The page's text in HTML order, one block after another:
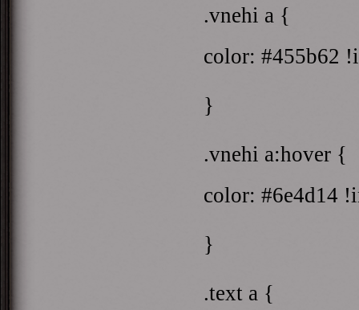
.vnehi a {
color: #455b62
}
.vnehi a:hover {
color: #6e4d14
}
.text a {